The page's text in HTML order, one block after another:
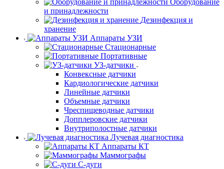
и принадлежности
Дезинфекция и
хранение
Аппараты УЗИ
Стационарные
Портативные
УЗ-датчики
Конвексные датчики
Кардиологические датчики
Линейные датчики
Объемные датчики
Чреспищеводные датчики
Допплеровские датчики
Внутриполостные датчики
Лучевая диагностика
Аппараты КТ
Маммографы
С-дуги